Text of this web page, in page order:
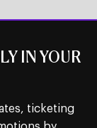
IN YOUR
ticketing